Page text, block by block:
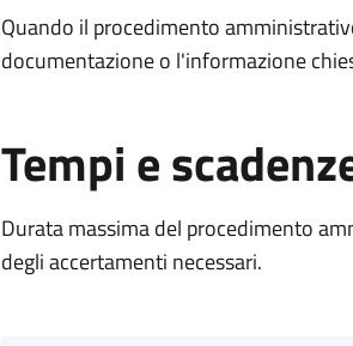
Quando il procedimento
documentazione o l'informazione
Tempi e
Durata massima del procedimento
degli accertamenti necessari.